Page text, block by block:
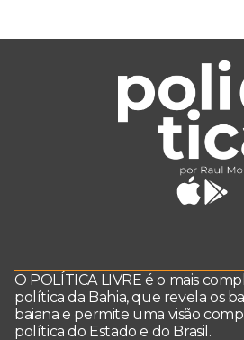
O POLÍTICA LIVRE é o mais
política da Bahia, que revela os
baiana e permite uma visão
política do Estado e do Brasil.